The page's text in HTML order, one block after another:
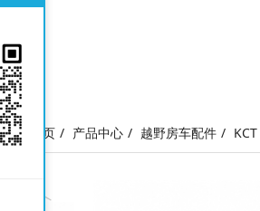
网站首页 产品中心 越野房车配件 KCT